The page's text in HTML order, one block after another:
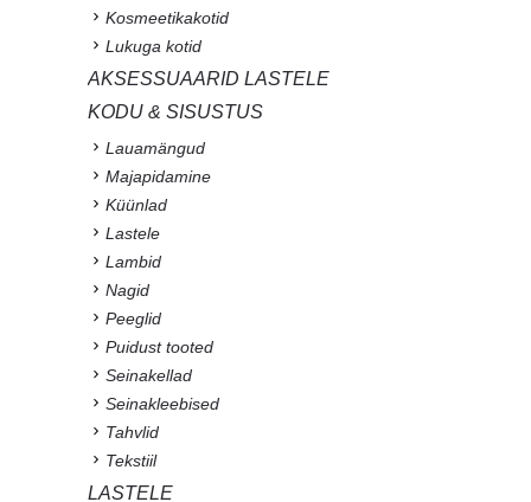
Kosmeetikakotid
Lukuga kotid
AKSESSUAARID LASTELE
KODU & SISUSTUS
Lauamängud
Majapidamine
Küünlad
Lastele
Lambid
Nagid
Peeglid
Puidust tooted
Seinakellad
Seinakleebised
Tahvlid
Tekstiil
LASTELE